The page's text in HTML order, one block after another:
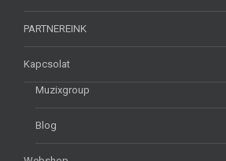
PARTNEREINK
Kapcsolat
Muzixgroup
Blog